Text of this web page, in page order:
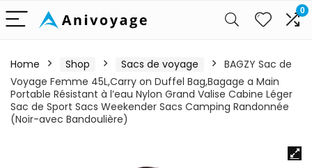
0
Home Shop Sacs de voyage
BAGZY Sac de
Voyage Femme 45L,Carry on Duffel Bag,Bagage a Main
Portable Résistant à l’eau Nylon Grand Valise Cabine Léger
Sac de Sport Sacs Weekender Sacs Camping Randonnée
(Noir-avec Bandoulière)